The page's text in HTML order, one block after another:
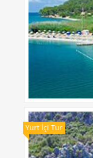
Yurt İçi Tur